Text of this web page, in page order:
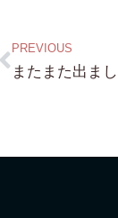
PREVIOUS